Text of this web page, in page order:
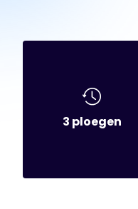
3 ploegen